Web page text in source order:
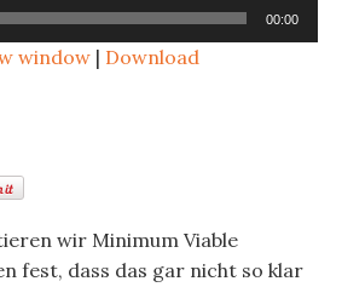
00:00
window | Download
wir Minimum Viable
fest, dass das gar nicht so klar